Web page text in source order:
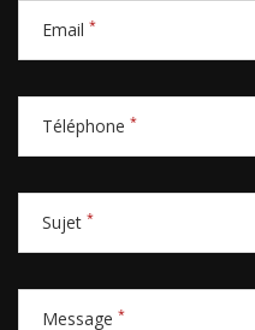
Email *
Téléphone *
Sujet *
Message *